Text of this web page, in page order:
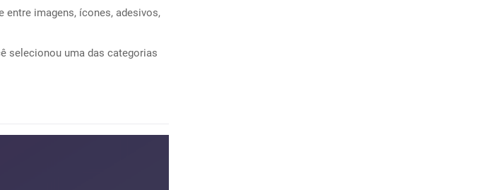
entre imagens, ícones, adesivos,
selecionou uma das categorias